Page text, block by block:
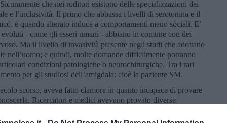
che nei roditori esistono delle specializzazioni dei
e l’inclusività. Il primo che abbassa i livelli di serotonina e il
e quando alterato induce a comportamenti meno sociali. E’
- come gli esseri umani - abbiano in comune con dei
Ma il livello di invasività presente negli studi che adottano
nell’uomo; e quindi, molte domande difficilmente potranno
condizioni patologiche o neurochirurgiche. Tra i rari
per gli studiosi dell’amigdala: cioè la paziente SM.
scorso, aveva fatto clamore in quanto incapace di provare
Ricercatori e medici avevano provato diverse
avrebbero determinato nella popolazione reazioni
(come la visione di film horror, o la visita di vecchi sanatori, o